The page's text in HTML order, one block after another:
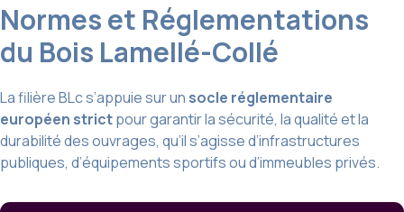
Normes et Réglementations
du Bois Lamellé-Collé
La filière BLc s’appuie sur un socle réglementaire
européen strictpour garantir la sécurité, la qualité et la
durabilité des ouvrages, qu’il s’agisse d’infrastructures
publiques, d’équipements sportifs ou d’immeubles privés.